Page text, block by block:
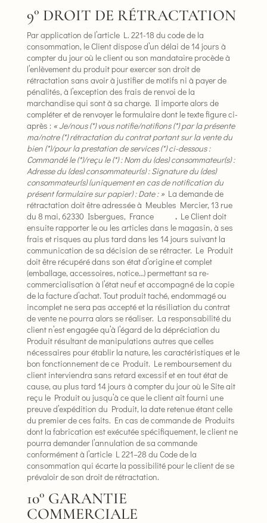
9° DROIT DE RÉTRACTATION
Par application de l’article L. 221-18 du code de la
consommation, le Client dispose d’un délai de 14 jours à
compter du jour où le client ou son mandataire procède à
l’enlèvement du produit pour exercer son droit de
rétractation sans avoir à justifier de motifs ni à payer de
pénalités, à l’exception des frais de renvoi de la
marchandise qui sont à sa charge. Il importe alors de
compléter et de renvoyer le formulaire dont le texte figure ci-
après : « Je/nous (*) vous notifie/notifions (*) par la présente
ma/notre (*) rétractation du contrat portant sur la vente du
bien (*)/pour la prestation de services (*) ci-dessous :
Commandé le (*)/reçu le (*) : Nom du (des) consommateur(s) :
Adresse du (des) consommateur(s) : Signature du (des)
consommateur(s) (uniquement en cas de notification du
présent formulaire sur papier) : Date : »La demande de
rétractation doit être adressée à Meubles Mercier, 13 rue
du 8 mai, 62330 Isbergues, France.Le Client doit
ensuite rapporter le ou les articles dans le magasin, à ses
frais et risques au plus tard dans les 14 jours suivant la
communication de sa décision de se rétracter. Le Produit
doit être récupéré dans son état d’origine et complet
(emballage, accessoires, notice…) permettant sa re-
commercialisation à l’état neuf et accompagné de la copie
de la facture d’achat. Tout produit taché, endommagé ou
incomplet ne sera pas accepté et la résiliation du contrat
de vente ne pourra alors se réaliser. La responsabilité du
client n’est engagée qu’à l’égard de la dépréciation du
Produit résultant de manipulations autres que celles
nécessaires pour établir la nature, les caractéristiques et le
bon fonctionnement de ce Produit. Le remboursement du
client interviendra sans retard excessif et en tout état de
cause, au plus tard 14 jours à compter du jour où le Site ait
reçu le Produit ou jusqu’à ce que le client ait fourni une
preuve d’expédition du Produit, la date retenue étant celle
du premier de ces faits. En cas de commande de Produits
dont la fabrication est exécutée spécifiquement, le client ne
pourra demander l’annulation de sa commande
conformément à l’article L 221–28 du Code de la
consommation qui écarte la possibilité pour le client de se
prévaloir de son droit de rétractation.
10° GARANTIE
COMMERCIALE